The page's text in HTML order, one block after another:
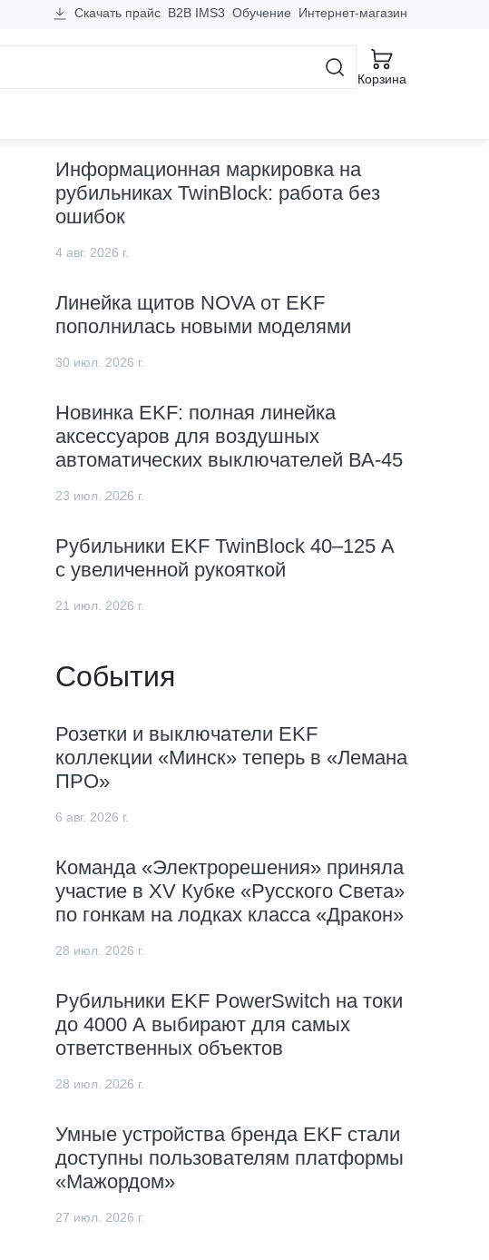
Скачать прайс B2B IMS3 Обучение Интернет-магазин
Корзина
Информационная маркировка на
рубильниках TwinBlock: работа без
ошибок
4 авг. 2026 г.
Линейка щитов NOVA от EKF
пополнилась новыми моделями
30 июл. 2026 г.
Новинка EKF: полная линейка
аксессуаров для воздушных
автоматических выключателей ВА-45
23 июл. 2026 г.
Рубильники EKF TwinBlock 40–125 А
с увеличенной рукояткой
21 июл. 2026 г.
События
Розетки и выключатели EKF
коллекции «Минск» теперь в «Лемана
ПРО»
6 авг. 2026 г.
Команда «Электрорешения» приняла
участие в XV Кубке «Русского Света»
по гонкам на лодках класса «Дракон»
28 июл. 2026 г.
Рубильники EKF PowerSwitch на токи
до 4000 А выбирают для самых
ответственных объектов
28 июл. 2026 г.
Умные устройства бренда EKF стали
доступны пользователям платформы
«Мажордом»
27 июл. 2026 г.